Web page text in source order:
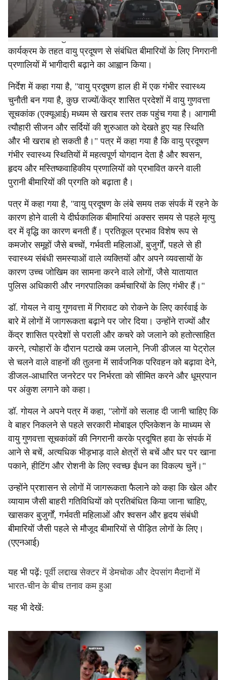
क्षेत्रीय भाषाओं में निर्दिष्ट जनसंचार माध्यमों के माध्यम से लक्षित
संदेश प्रसारित करने, स्वास्थ्य सेवा कार्यबल की क्षमता को मजबूत
करने और जलवायु परिवर्तन एवं मानव स्वास्थ्य पर राष्ट्रीय
कार्यक्रम के तहत वायु प्रदूषण से संबंधित बीमारियों के लिए निगरानी
प्रणालियों में भागीदारी बढ़ाने का आह्वान किया।
निर्देश में कहा गया है, "वायु प्रदूषण हाल ही में एक गंभीर स्वास्थ्य
चुनौती बन गया है, कुछ राज्यों/केंद्र शासित प्रदेशों में वायु गुणवत्ता
सूचकांक (एक्यूआई) मध्यम से खराब स्तर तक पहुंच गया है। आगामी
त्यौहारी सीजन और सर्दियों की शुरुआत को देखते हुए यह स्थिति
और भी खराब हो सकती है।" पत्र में कहा गया है कि वायु प्रदूषण
गंभीर स्वास्थ्य स्थितियों में महत्वपूर्ण योगदान देता है और श्वसन,
हृदय और मस्तिष्कवाहिकीय प्रणालियों को प्रभावित करने वाली
पुरानी बीमारियों की प्रगति को बढ़ाता है।
पत्र में कहा गया है, "वायु प्रदूषण के लंबे समय तक संपर्क में रहने के
कारण होने वाली ये दीर्घकालिक बीमारियां अक्सर समय से पहले मृत्यु
दर में वृद्धि का कारण बनती हैं। प्रतिकूल प्रभाव विशेष रूप से
कमजोर समूहों जैसे बच्चों, गर्भवती महिलाओं, बुजुर्गों, पहले से ही
स्वास्थ्य संबंधी समस्याओं वाले व्यक्तियों और अपने व्यवसायों के
कारण उच्च जोखिम का सामना करने वाले लोगों, जैसे यातायात
पुलिस अधिकारी और नगरपालिका कर्मचारियों के लिए गंभीर हैं।"
डॉ. गोयल ने वायु गुणवत्ता में गिरावट को रोकने के लिए कार्रवाई के
बारे में लोगों में जागरूकता बढ़ाने पर जोर दिया। उन्होंने राज्यों और
केंद्र शासित प्रदेशों से पराली और कचरे को जलाने को हतोत्साहित
करने, त्योहारों के दौरान पटाखे कम जलाने, निजी डीजल या पेट्रोल
से चलने वाले वाहनों की तुलना में सार्वजनिक परिवहन को बढ़ावा देने,
डीजल-आधारित जनरेटर पर निर्भरता को सीमित करने और धूम्रपान
पर अंकुश लगाने को कहा।
डॉ. गोयल ने अपने पत्र में कहा, "लोगों को सलाह दी जानी चाहिए कि
वे बाहर निकलने से पहले सरकारी मोबाइल एप्लिकेशन के माध्यम से
वायु गुणवत्ता सूचकांकों की निगरानी करके प्रदूषित हवा के संपर्क में
आने से बचें, अत्यधिक भीड़भाड़ वाले क्षेत्रों से बचें और घर पर खाना
पकाने, हीटिंग और रोशनी के लिए स्वच्छ ईंधन का विकल्प चुनें।"
उन्होंने प्रशासन से लोगों में जागरूकता फैलाने को कहा कि खेल और
व्यायाम जैसी बाहरी गतिविधियों को प्रतिबंधित किया जाना चाहिए,
खासकर बुजुर्गों, गर्भवती महिलाओं और श्वसन और हृदय संबंधी
बीमारियों जैसी पहले से मौजूद बीमारियों से पीड़ित लोगों के लिए।
(एएनआई)
यह भी पढ़ें:पूर्वी लद्दाख सेक्टर में डेमचोक और देपसांग मैदानों में
भारत-चीन के बीच तनाव कम हुआ
यह भी देखें: